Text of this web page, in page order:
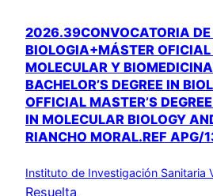
2026.39CONVOCATORIA DE
BIOLOGIA+MÁSTER OFICIAL
MOLECULAR Y
BACHELOR’S DEGREE IN
OFFICIAL MASTER’S
IN MOLECULAR BIOLOGY
RIANCHO MORAL.REF APG/
Instituto de Investigación Sanitaria
Resuelta